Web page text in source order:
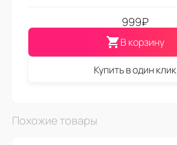
999₽
В корзину
Купить в один клик
Похожие товары